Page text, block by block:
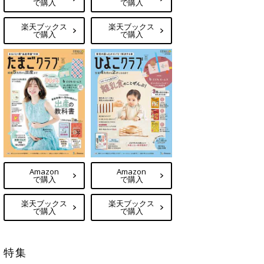
で購入
楽天ブックス
で購入
で購入
楽天ブックス
で購入
Amazon
で購入
楽天ブックス
で購入
Amazon
で購入
楽天ブックス
で購入
特集